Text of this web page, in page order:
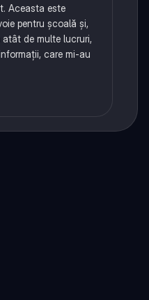
Aceasta este
pentru școală și,
de multe lucruri,
care mi-au